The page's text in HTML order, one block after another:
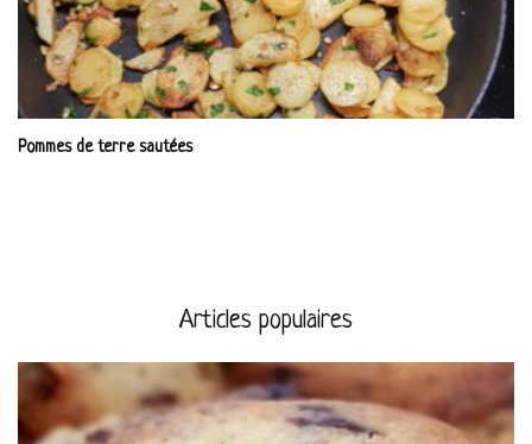
Pommes de terre sautées
Articles populaires